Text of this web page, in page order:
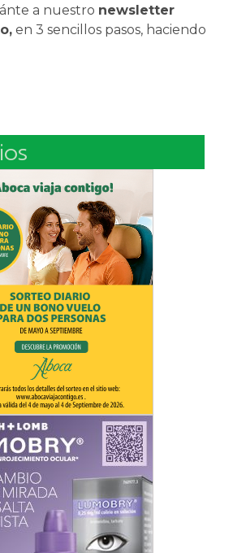
a nuestro newsletter
en 3 sencillos pasos, haciendo